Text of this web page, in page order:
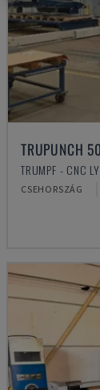
TRUPUNCH
TRUMPF - CNC
CSEHORSZÁG